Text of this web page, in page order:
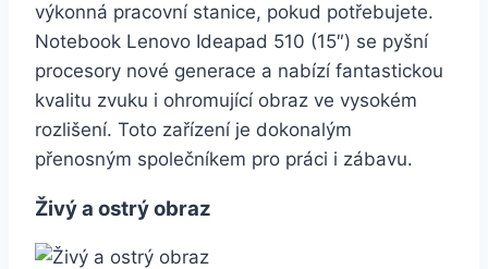
výkonná pracovní stanice, pokud potřebujete.
Notebook Lenovo Ideapad 510 (15″) se pyšní
procesory nové generace a nabízí fantastickou
kvalitu zvuku i ohromující obraz ve vysokém
rozlišení. Toto zařízení je dokonalým
přenosným společníkem pro práci i zábavu.
Živý a ostrý obraz